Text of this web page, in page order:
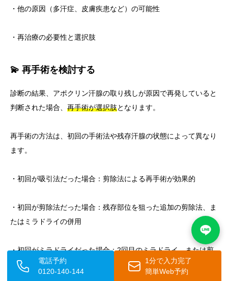
・他の原因（多汗症、皮膚疾患など）の可能性
・再治療の必要性と選択肢
💫 再手術を検討する
診断の結果、アポクリン汗腺の取り残しが原因で再発していると
判断された場合、 再手術が選択肢となります。
再手術の方法は、初回の手術法や残存汗腺の状態によって異なり
ます。
・初回が吸引法だった場合：剪除法による再手術が効果的
・初回が剪除法だった場合：残存部位を狙った追加の剪除法、ま
たはミラドライの併用
・初回がミラドライだった場合：2回目のミラドライ、または剪
除法への切り替え
電話予約
0120-140-144
1分で入力完了
簡単Web予約